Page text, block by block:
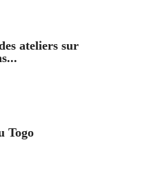
ateliers sur
Togo